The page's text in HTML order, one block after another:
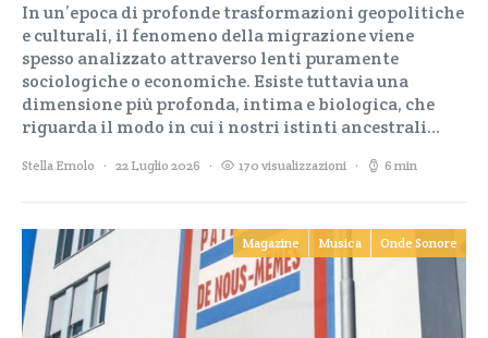
In un’epoca di profonde trasformazioni geopolitiche
e culturali, il fenomeno della migrazione viene
spesso analizzato attraverso lenti puramente
sociologiche o economiche. Esiste tuttavia una
dimensione più profonda, intima e biologica, che
riguarda il modo in cui i nostri istinti ancestrali…
Stella Emolo 22 Luglio 2026 170 visualizzazioni 6 min
Magazine Musica Onde Sonore